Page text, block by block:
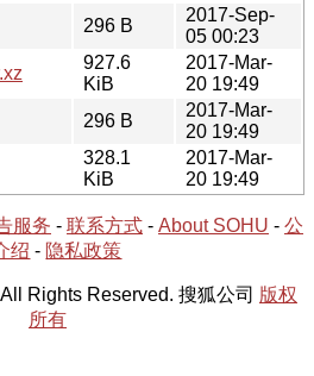
296 B
2017-Sep-
05 00:23
927.6
KiB
2017-Mar-
20 19:49
296 B
2017-Mar-
20 19:49
328.1
KiB
2017-Mar-
20 19:49
服务 - 联系方式 - About SOHU - 公
绍 - 隐私政策
Rights Reserved. 搜狐公司 版权
所有